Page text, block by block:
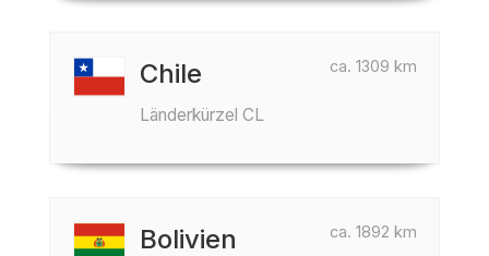
ca. 1309 km
Chile
Länderkürzel CL
ca. 1892 km
Bolivien